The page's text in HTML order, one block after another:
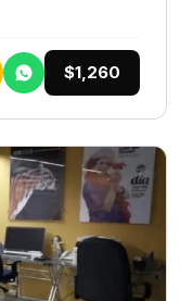
$1,260